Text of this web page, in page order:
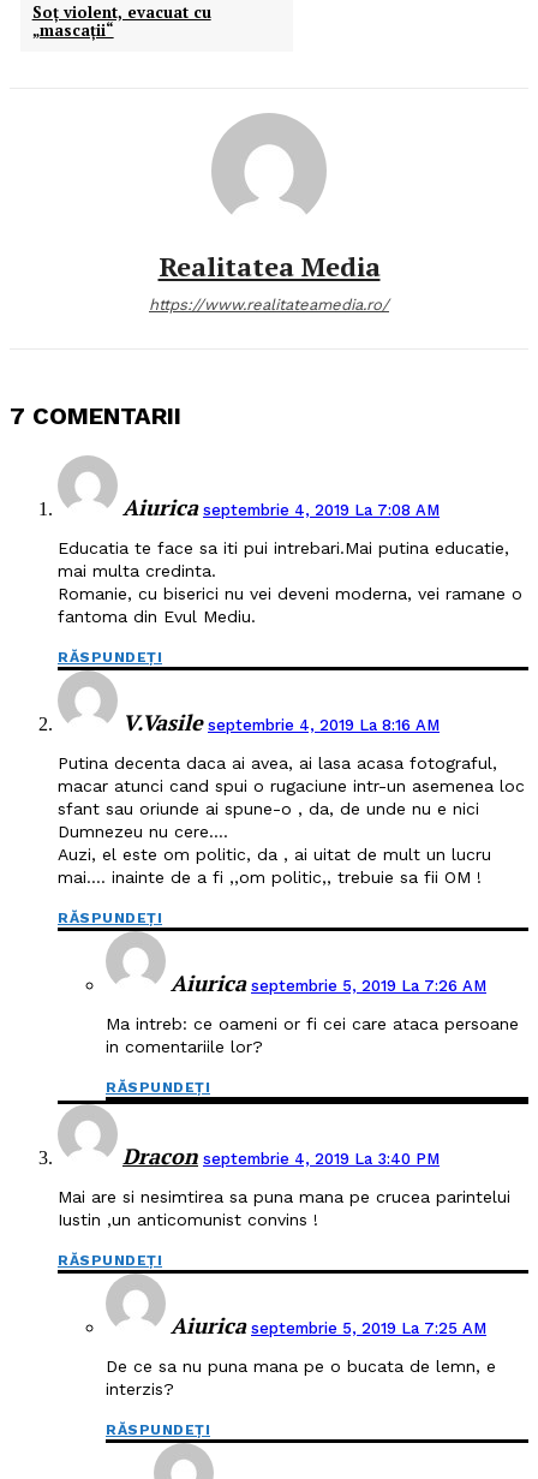
Soţ violent, evacuat cu
„mascaţii“
Realitatea Media
https://www.realitateamedia.ro/
7 COMENTARII
Aiurica septembrie 4, 2019 La 7:08 AM
Educatia te face sa iti pui intrebari.Mai putina educatie,
mai multa credinta.
Romanie, cu biserici nu vei deveni moderna, vei ramane o
fantoma din Evul Mediu.
RĂSPUNDEȚI
V.Vasile septembrie 4, 2019 La 8:16 AM
Putina decenta daca ai avea, ai lasa acasa fotograful,
macar atunci cand spui o rugaciune intr-un asemenea loc
sfant sau oriunde ai spune-o , da, de unde nu e nici
Dumnezeu nu cere….
Auzi, el este om politic, da , ai uitat de mult un lucru
mai…. inainte de a fi ,,om politic,, trebuie sa fii OM !
RĂSPUNDEȚI
Aiurica septembrie 5, 2019 La 7:26 AM
Ma intreb: ce oameni or fi cei care ataca persoane
in comentariile lor?
RĂSPUNDEȚI
Dracon septembrie 4, 2019 La 3:40 PM
Mai are si nesimtirea sa puna mana pe crucea parintelui
Iustin ,un anticomunist convins !
RĂSPUNDEȚI
Aiurica septembrie 5, 2019 La 7:25 AM
De ce sa nu puna mana pe o bucata de lemn, e
interzis?
RĂSPUNDEȚI